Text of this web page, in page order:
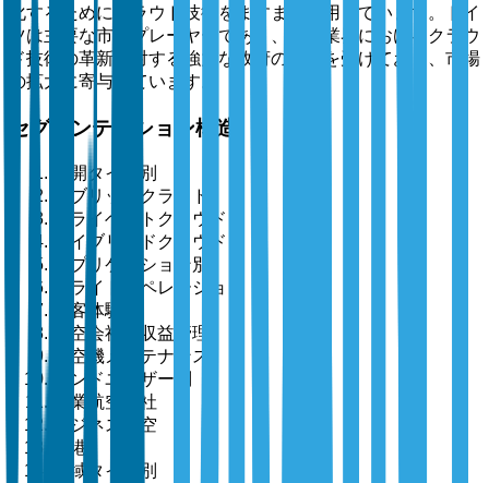
化するためにクラウド技術をますます活用しています。ドイ
ツは主要な市場プレーヤーであり、航空業界におけるクラウ
ド技術の革新に対する強力な政府の支援を受けており、市場
の拡大に寄与しています。
セグメンテーション構造
展開タイプ別
パブリッククラウド
プライベートクラウド
ハイブリッドクラウド
アプリケーション別
フライトオペレーション
乗客体験
航空会社の収益管理
航空機メンテナンス
エンドユーザー別
商業航空会社
ビジネス航空
空港
地域タイプ別